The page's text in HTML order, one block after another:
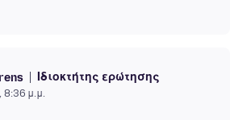
Ιδιοκτήτης ερώτησης
μ.μ.